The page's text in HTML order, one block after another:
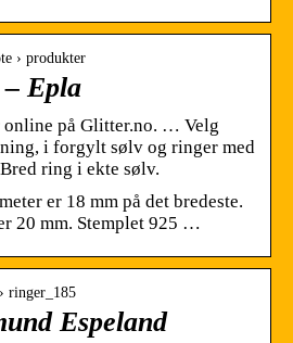
› produkter
Epla
online på Glitter.no. … Velg
i forgylt sølv og ringer med
ring i ekte sølv.
er 18 mm på det bredeste.
20 mm. Stemplet 925 …
ringer_185
Espeland